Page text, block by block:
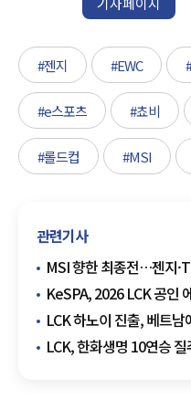
#젠지 #EWC
#e스포츠 #쵸비
#롤드컵 #MSI
관련기사
MSI 향한 최종전…젠지
KeSPA, 2026 LCK 공인
시장 제도화
LCK 하노이 진출, 베트
드라마 쓸까
LCK, 한화생명 10연승